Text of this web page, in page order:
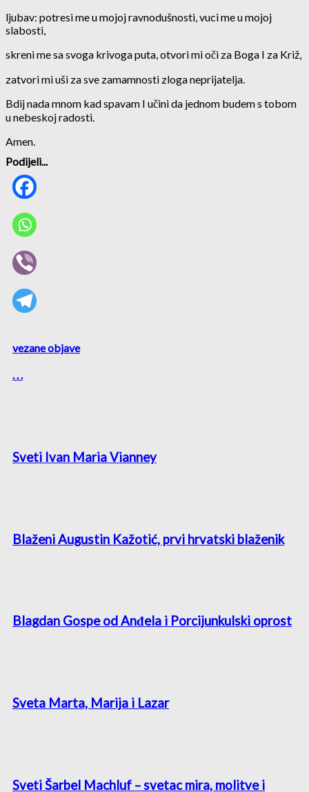
ljubav: potresi me u mojoj ravnodušnosti, vuci me u mojoj
slabosti,
skreni me sa svoga krivoga puta, otvori mi oči za Boga I za Križ,
zatvori mi uši za sve zamamnosti zloga neprijatelja.
Bdij nada mnom kad spavam I učini da jednom budem s tobom
u nebeskoj radosti.
Amen.
Podijeli...
vezane objave
. . .
Sveti Ivan Maria Vianney
Blaženi Augustin Kažotić, prvi hrvatski blaženik
Blagdan Gospe od Anđela i Porcijunkulski oprost
Sveta Marta, Marija i Lazar
Sveti Šarbel Machluf – svetac mira, molitve i